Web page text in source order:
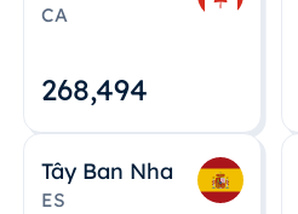
CA
268,495
Tây Ban Nha
ES